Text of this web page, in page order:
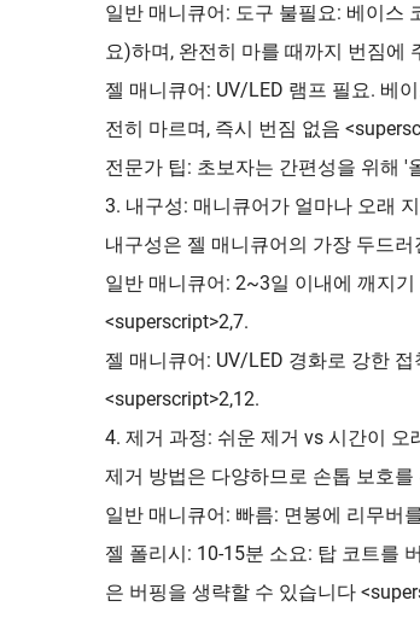
일반 매니큐어: 도구 불필요: 베이
요)하며, 완전히 마를 때까지 번짐에
젤 매니큐어: UV/LED 램프 필요. 베
전히 마르며, 즉시 번짐 없음
전문가 팁: 초보자는 간편성을 위해 '
3. 내구성: 매니큐어가 얼마나 오래
내구성은 젤 매니큐어의 가장 두드
일반 매니큐어: 2~3일 이내에 깨지
<superscript>2,7.
젤 매니큐어: UV/LED 경화로 강한
<superscript>2,12.
4. 제거 과정: 쉬운 제거 vs 시간이 오
제거 방법은 다양하므로 손톱 보호
일반 매니큐어: 빠름: 면봉에 리무버
젤 폴리시: 10-15분 소요: 탑 코트를
은 버핑을 생략할 수 있습니다